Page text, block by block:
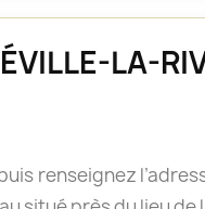
LA-
renseignez